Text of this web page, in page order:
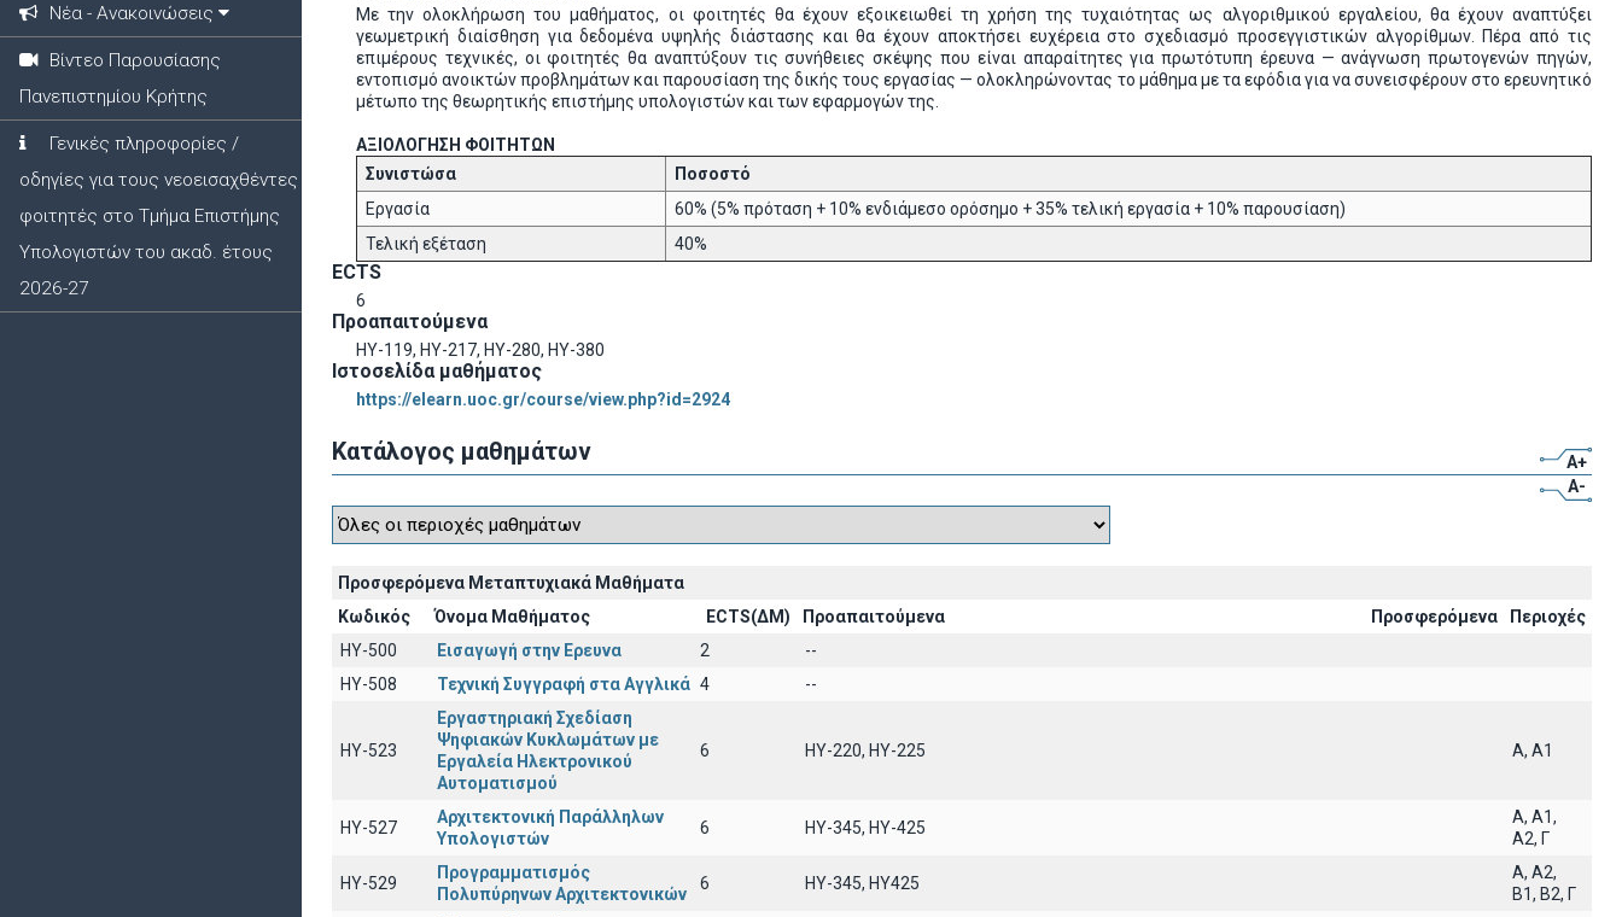
Νέα - Ανακοινώσεις
Βίντεο Παρουσίασης
Πανεπιστημίου Κρήτης
Γενικές πληροφορίες /
οδηγίες για τους νεοεισαχθέντες
φοιτητές στο Τμήμα Επιστήμης
Υπολογιστών του ακαδ. έτους
2026-27
Με την ολοκλήρωση του μαθήματος, οι φοιτητές θα έχουν εξοικειωθεί τη χρήση της τυχαιότητας ως αλγοριθμικού εργαλείου, θα έχουν αναπτύξει
γεωμετρική διαίσθηση για δεδομένα υψηλής διάστασης και θα έχουν αποκτήσει ευχέρεια στο σχεδιασμό προσεγγιστικών αλγορίθμων. Πέρα από τις
επιμέρους τεχνικές, οι φοιτητές θα αναπτύξουν τις συνήθειες σκέψης που είναι απαραίτητες για πρωτότυπη έρευνα — ανάγνωση πρωτογενών πηγών,
εντοπισμό ανοικτών προβλημάτων και παρουσίαση της δικής τους εργασίας — ολοκληρώνοντας το μάθημα με τα εφόδια για να συνεισφέρουν στο ερευνητικό
μέτωπο της θεωρητικής επιστήμης υπολογιστών και των εφαρμογών της.
ΑΞΙΟΛΟΓΗΣΗ ΦΟΙΤΗΤΩΝ
Συνιστώσα
Ποσοστό
Εργασία
60% (5% πρόταση + 10% ενδιάμεσο ορόσημο + 35% τελική εργασία + 10% παρουσίαση)
Τελική εξέταση
40%
ECTS
6
Προαπαιτούμενα
HY-119, HY-217, HY-280, HY-380
Ιστοσελίδα μαθήματος
https://elearn.uoc.gr/course/view.php?id=2924
Κατάλογος μαθημάτων
A+
A-
Προσφερόμενα Μεταπτυχιακά Μαθήματα
Κωδικός
Όνομα Μαθήματος ECTS(ΔΜ) Προαπαιτούμενα Προσφερόμενα
Περιοχές
ΗΥ-500
Εισαγωγή στην Ερευνα 2
--
ΗΥ-508
Τεχνική Συγγραφή στα Αγγλικά 4 --
ΗΥ-523
Εργαστηριακή Σχεδίαση
Ψηφιακών Κυκλωμάτων με
Εργαλεία Ηλεκτρονικού
Αυτοματισμού
6 ΗΥ-220, ΗΥ-225 A, A1
ΗΥ-527
Αρχιτεκτονική Παράλληλων
Υπολογιστών
6 HY-345, HY-425
A, A1,
A2, Γ
ΗΥ-529
Προγραμματισμός
Πολυπύρηνων Αρχιτεκτονικών
6 HY-345, HY425
A, A2,
B1, B2, Γ